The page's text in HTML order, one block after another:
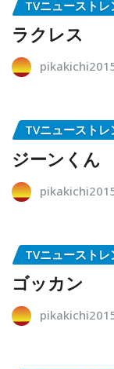
TVニューストレ
ラクレス
TVニューストレ
ジーンくん
TVニューストレ
ゴッカン